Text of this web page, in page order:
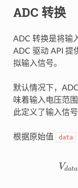
ADC 转换
ADC 转换是将输
ADC 驱动 API 提
拟输入信号。
默认情况下，
味着输入电压范
此定义了输入信
根据原始值 data